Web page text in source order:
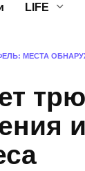
LIFE
МЕСТА